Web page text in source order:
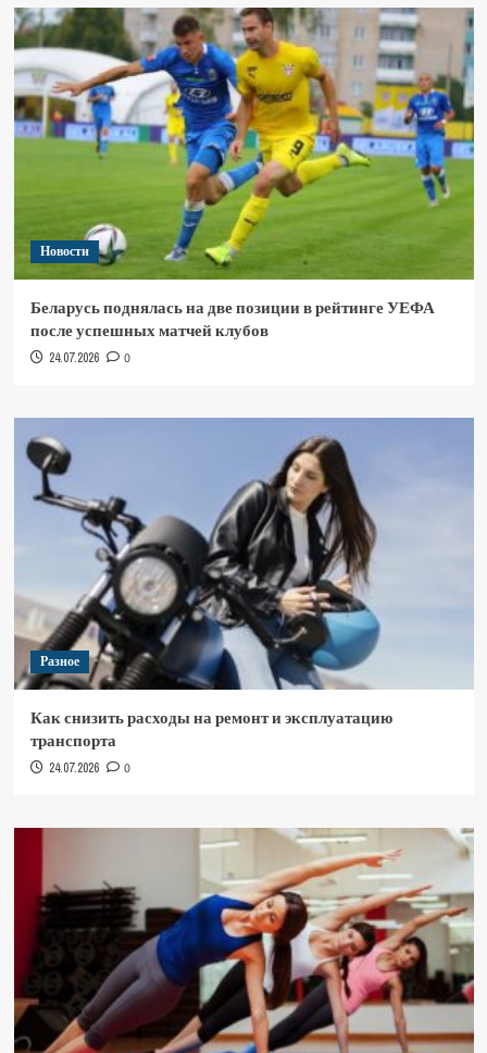
Новости
Беларусь поднялась на две позиции в рейтинге УЕФА
после успешных матчей клубов
24.07.2026 0
Разное
Как снизить расходы на ремонт и эксплуатацию
транспорта
24.07.2026 0